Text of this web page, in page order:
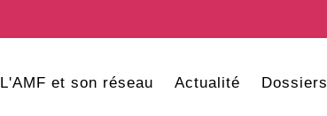
L'AMF et son réseau Actualité Dossiers